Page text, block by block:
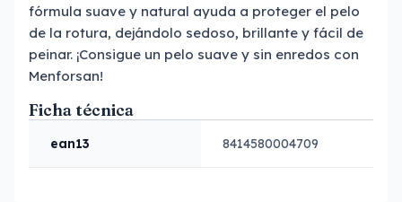
fórmula suave y natural ayuda a proteger el pelo
de la rotura, dejándolo sedoso, brillante y fácil de
peinar. ¡Consigue un pelo suave y sin enredos con
Menforsan!
Ficha técnica
ean13 8414580004709